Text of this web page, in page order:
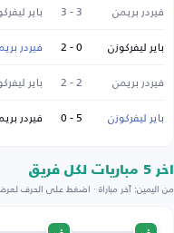
فيردر بريمن
3 - 3 باير
باير ليفركوزن
0 - 2 فيردر
فيردر بريمن
2 - 2 باير
باير ليفركوزن
5 - 0 فيردر
اخر 5 مباريات لكل فريق
من اليمين: آخر مباراة · اضغط على الحرف